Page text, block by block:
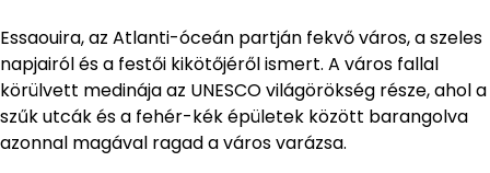
Essaouira, az Atlanti-óceán partján fekvő város, a szeles
napjairól és a festői kikötőjéről ismert. A város fallal
körülvett medinája az UNESCO világörökség része, ahol a
szűk utcák és a fehér-kék épületek között barangolva
azonnal magával ragad a város varázsa.